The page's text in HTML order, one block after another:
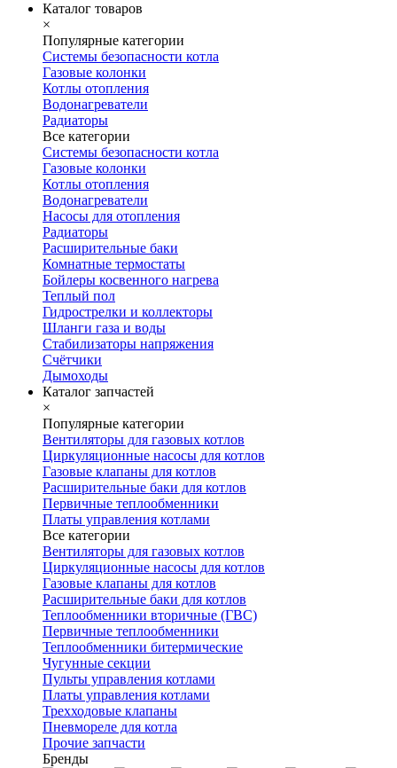
Каталог товаров
×
Популярные категории
Системы безопасности котла
Газовые колонки
Котлы отопления
Водонагреватели
Радиаторы
Все категории
Системы безопасности котла
Газовые колонки
Котлы отопления
Водонагреватели
Насосы для отопления
Радиаторы
Расширительные баки
Комнатные термостаты
Бойлеры косвенного нагрева
Теплый пол
Гидрострелки и коллекторы
Шланги газа и воды
Стабилизаторы напряжения
Счётчики
Дымоходы
Каталог запчастей
×
Популярные категории
Вентиляторы для газовых котлов
Циркуляционные насосы для котлов
Газовые клапаны для котлов
Расширительные баки для котлов
Первичные теплообменники
Платы управления котлами
Все категории
Вентиляторы для газовых котлов
Циркуляционные насосы для котлов
Газовые клапаны для котлов
Расширительные баки для котлов
Теплообменники вторичные (ГВС)
Первичные теплообменники
Теплообменники битермические
Чугунные секции
Пульты управления котлами
Платы управления котлами
Трехходовые клапаны
Пневмореле для котла
Прочие запчасти
Бренды